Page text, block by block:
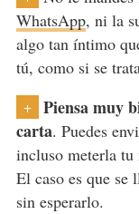
WhatsApp, ni la
algo tan íntimo
tú, como si se
+
Piensa muy
carta. Puedes
incluso meterla tu
El caso es que se
sin esperarlo.